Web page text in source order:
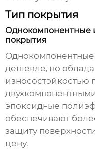
Тип покрытия
Однокомпонентные
покрытия
Однокомпонентные
дешевле, но
износостойкостью
эпоксидные
обеспечивают
защиту
цену.